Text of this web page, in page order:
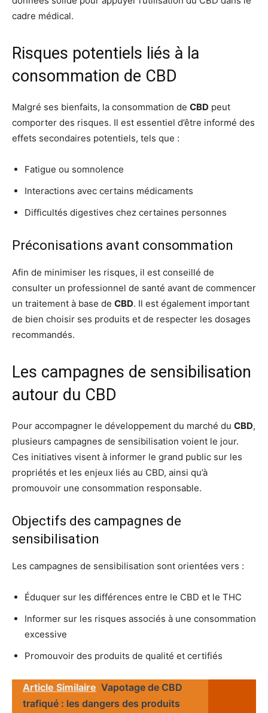
cadre médical.
Risques potentiels liés à la
consommation de CBD
Malgré ses bienfaits, la consommation de CBD peut
comporter des risques. Il est essentiel d’être informé des
effets secondaires potentiels, tels que :
Fatigue ou somnolence
Interactions avec certains médicaments
Difficultés digestives chez certaines personnes
Préconisations avant consommation
Afin de minimiser les risques, il est conseillé de
consulter un professionnel de santé avant de commencer
un traitement à base de CBD. Il est également important
de bien choisir ses produits et de respecter les dosages
recommandés.
Les campagnes de sensibilisation
autour du CBD
Pour accompagner le développement du marché du CBD,
plusieurs campagnes de sensibilisation voient le jour.
Ces initiatives visent à informer le grand public sur les
propriétés et les enjeux liés au CBD, ainsi qu’à
promouvoir une consommation responsable.
Objectifs des campagnes de
sensibilisation
Les campagnes de sensibilisation sont orientées vers :
Éduquer sur les différences entre le CBD et le THC
Informer sur les risques associés à une consommation
excessive
Promouvoir des produits de qualité et certifiés
Article Similaire Vapotage de CBD
trafiqué : les dangers des produits